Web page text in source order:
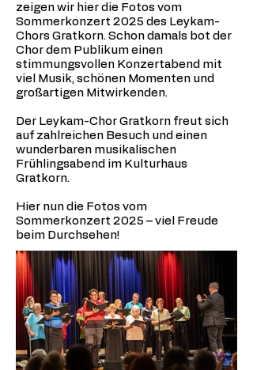
zeigen wir hier die Fotos vom
Sommerkonzert 2025 des Leykam-
Chors Gratkorn. Schon damals bot der
Chor dem Publikum einen
stimmungsvollen Konzertabend mit
viel Musik, schönen Momenten und
großartigen Mitwirkenden.
Der Leykam-Chor Gratkorn freut sich
auf zahlreichen Besuch und einen
wunderbaren musikalischen
Frühlingsabend im Kulturhaus
Gratkorn.
Hier nun die Fotos vom
Sommerkonzert 2025 – viel Freude
beim Durchsehen!